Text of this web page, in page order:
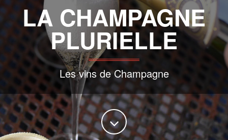
LA CHAMPAGNE
PLURIELLE
Les vins de Champagne